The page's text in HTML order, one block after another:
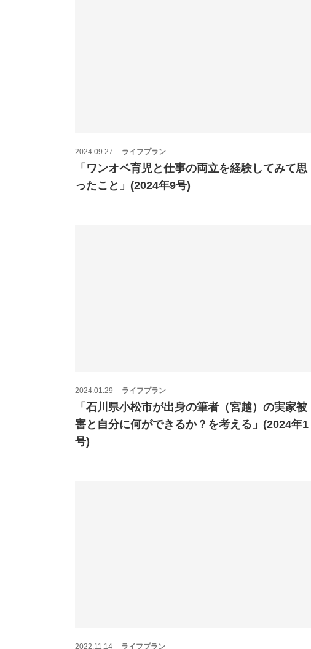
2024.09.27 ライフプラン
「ワンオペ育児と仕事の両立を経験してみて思
ったこと」(2024年9号)
2024.01.29 ライフプラン
「石川県小松市が出身の筆者（宮越）の実家被
害と自分に何ができるか？を考える」(2024年1
号)
2022.11.14 ライフプラン